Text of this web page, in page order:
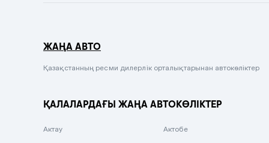
Сиреневый металлик
Вишневый
ЖАҢА АВТО
Қазақстанның ресми дилерлік орталықтарынан автокөліктер
ҚАЛАЛАРДАҒЫ ЖАҢА АВТОКӨЛІКТЕР
Актау Актобе